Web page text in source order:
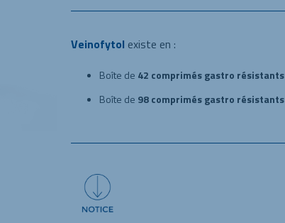
Veinofytol existe en :
Boîte de 42 comprimés gastro résistants
Boîte de 98 comprimés gastro résistants